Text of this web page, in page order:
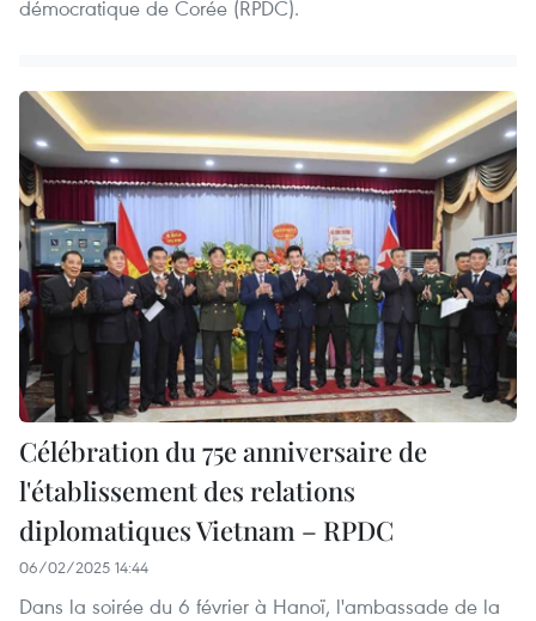
démocratique de Corée (RPDC).
Célébration du 75e anniversaire de
l'établissement des relations
diplomatiques Vietnam – RPDC
06/02/2025 14:44
Dans la soirée du 6 février à Hanoï, l'ambassade de la